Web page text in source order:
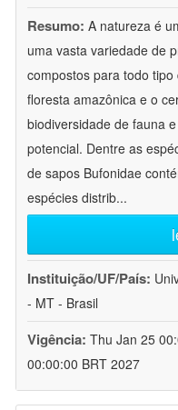
Resumo: A natureza é
uma vasta variedade de
compostos para todo
floresta amazônica e o
biodiversidade de fauna
potencial. Dentre as
de sapos Bufonidae
espécies distrib...
Instituição/UF/País:
- MT - Brasil
Vigência: Thu Jan 25
00:00:00 BRT 2027